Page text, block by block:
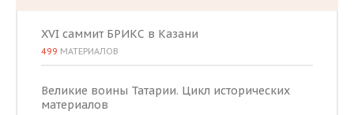
XVI саммит БРИКС в Казани
499 МАТЕРИАЛОВ
Великие воины Татарии. Цикл исторических
материалов